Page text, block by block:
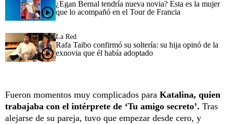
¿Egan Bernal tendría nueva novia? Esta es la mujer
que lo acompañó en el Tour de Francia
La Red
Rafa Taibo confirmó su soltería: su hija opinó de la
exnovia que él había adoptado
Fueron momentos muy complicados para Katalina, quien
trabajaba con el intérprete de ‘Tu amigo secreto’. Tras
alejarse de su pareja, tuvo que empezar desde cero, y